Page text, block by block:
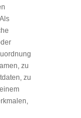
zu
zu